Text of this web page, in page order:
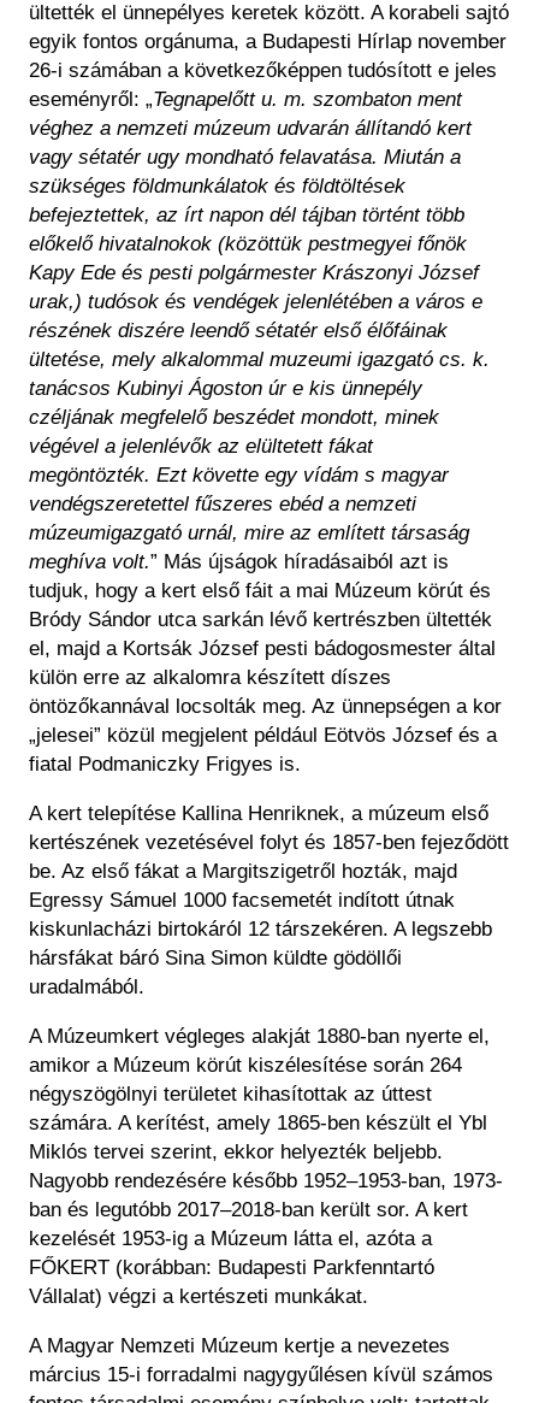
ültették el ünnepélyes keretek között. A korabeli sajtó
egyik fontos orgánuma, a Budapesti Hírlap november
26-i számában a következőképpen tudósított e jeles
eseményről: „Tegnapelőtt u. m. szombaton ment
véghez a nemzeti múzeum udvarán állítandó kert
vagy sétatér ugy mondható felavatása. Miután a
szükséges földmunkálatok és földtöltések
befejeztettek, az írt napon dél tájban történt több
előkelő hivatalnokok (közöttük pestmegyei főnök
Kapy Ede és pesti polgármester Krászonyi József
urak,) tudósok és vendégek jelenlétében a város e
részének diszére leendő sétatér első élőfáinak
ültetése, mely alkalommal muzeumi igazgató cs. k.
tanácsos Kubinyi Ágoston úr e kis ünnepély
czéljának megfelelő beszédet mondott, minek
végével a jelenlévők az elültetett fákat
megöntözték. Ezt követte egy vídám s magyar
vendégszeretettel fűszeres ebéd a nemzeti
múzeumigazgató urnál, mire az említett társaság
meghíva volt.” Más újságok híradásaiból azt is
tudjuk, hogy a kert első fáit a mai Múzeum körút és
Bródy Sándor utca sarkán lévő kertrészben ültették
el, majd a Kortsák József pesti bádogosmester által
külön erre az alkalomra készített díszes
öntözőkannával locsolták meg. Az ünnepségen a kor
„jelesei” közül megjelent például Eötvös József és a
fiatal Podmaniczky Frigyes is.
A kert telepítése Kallina Henriknek, a múzeum első
kertészének vezetésével folyt és 1857-ben fejeződött
be. Az első fákat a Margitszigetről hozták, majd
Egressy Sámuel 1000 facsemetét indított útnak
kiskunlacházi birtokáról 12 társzekéren. A legszebb
hársfákat báró Sina Simon küldte gödöllői
uradalmából.
A Múzeumkert végleges alakját 1880-ban nyerte el,
amikor a Múzeum körút kiszélesítése során 264
négyszögölnyi területet kihasítottak az úttest
számára. A kerítést, amely 1865-ben készült el Ybl
Miklós tervei szerint, ekkor helyezték beljebb.
Nagyobb rendezésére később 1952–1953-ban, 1973-
ban és legutóbb 2017–2018-ban került sor. A kert
kezelését 1953-ig a Múzeum látta el, azóta a
FŐKERT (korábban: Budapesti Parkfenntartó
Vállalat) végzi a kertészeti munkákat.
A Magyar Nemzeti Múzeum kertje a nevezetes
március 15-i forradalmi nagygyűlésen kívül számos